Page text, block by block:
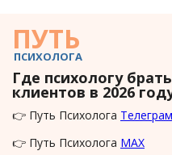
ПУТЬ
ПСИХОЛОГА
Где психологу брать
клиентов в 2026
👉 Путь Психолога Телеграм
👉 Путь Психолога MAX